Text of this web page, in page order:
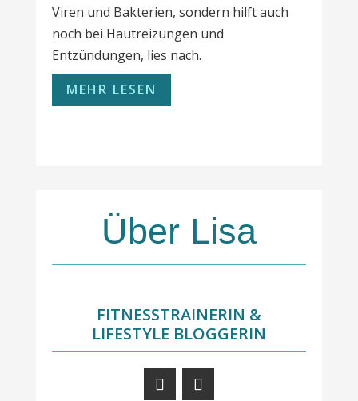
Viren und Bakterien, sondern hilft auch
noch bei Hautreizungen und
Entzündungen, lies nach.
MEHR LESEN
Über Lisa
FITNESSTRAINERIN &
LIFESTYLE BLOGGERIN